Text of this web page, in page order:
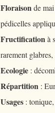
Floraison de
pédicelles
Fructification à
rarement
Ecologie:
Répartition :
Usages: tonique,